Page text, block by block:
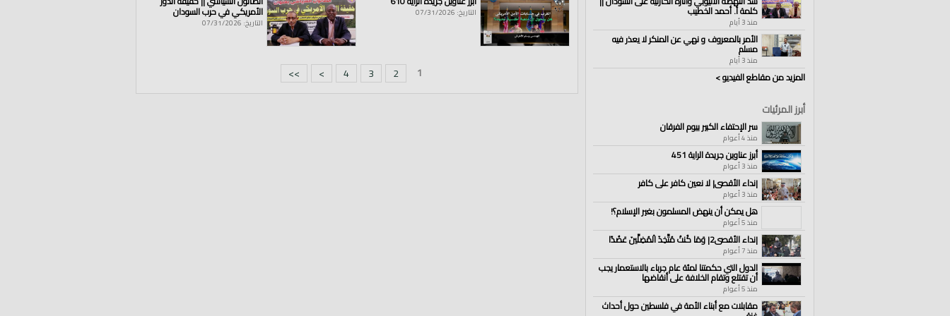
كلمة أ. أحمد الخطيب
منذ 3 أيام
الأمر بالمعروف و نهي عن المنكر لا يعذر فيه
مسلم
منذ 3 أيام
المزيد من مقاطع الفيديو >
أبرز المرئيات
سر الإحتفاء الكبير بيوم الفرقان
منذ 4 أعوام
أبرز عناوين جريدة الراية 451
منذ 3 أعوام
|نداء الأقصى| لا نعين كافر على كافر
منذ 3 أعوام
هل يمكن أن ينهض المسلمون بغير الإسلام؟!
منذ 5 أعوام
|نداء الأقصى2| وَمَا كُنتُ مُتَّخِذَ الْمُضِلِّينَ عَضُدًا
منذ 7 أعوام
الدول التي حكمتنا لمئة عام جرباء بالاستعمار يجب
أن تقتلع وتقام الخلافة على أنقاضها
منذ 5 أعوام
مقابلات مع أبناء الأمة في فلسطين حول أحداث
التاريخ: 07/31/2026 الأمريكي في حرب السودان
التاريخ: 07/31/2026
1
2
3
4
>
>>